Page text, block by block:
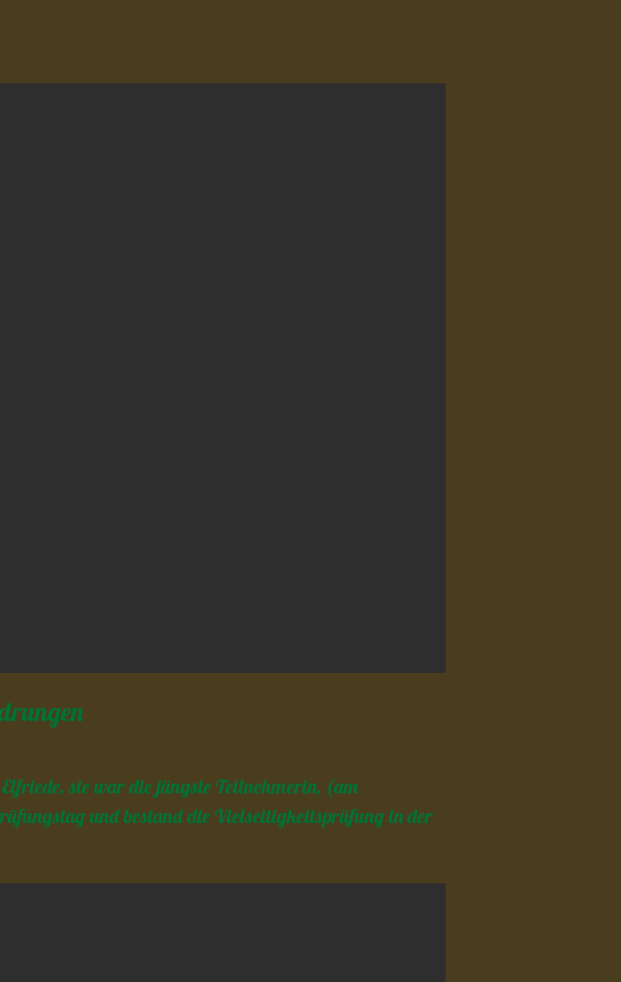
sie war die jüngste Teilnehmerin, (am
und bestand die Vielseitigkeitsprüfung in der